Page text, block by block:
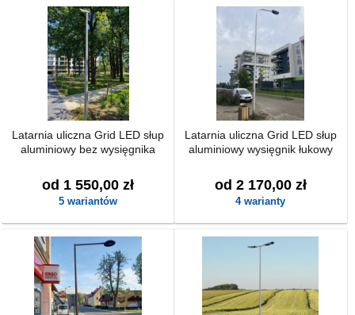
Latarnia uliczna Grid LED słup
aluminiowy bez wysięgnika
od 1 550,00 zł
5 wariantów
Latarnia uliczna Grid LED słup
aluminiowy wysięgnik łukowy
od 2 170,00 zł
4 warianty